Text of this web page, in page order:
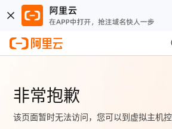
非常抱歉
该页面暂时无法访问，您可以到虚拟主机